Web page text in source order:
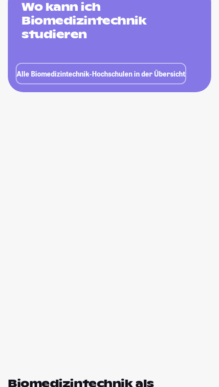
Wo kann ich
Biomedizintechnik
studieren
Alle Biomedizintechnik-Hochschulen in der Übersicht
Biomedizintechnik als